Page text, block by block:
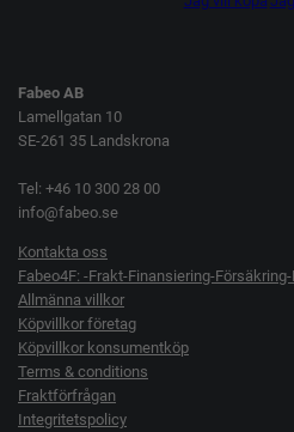
Fabeo AB
Lamellgatan 10
SE-261 35 Landskrona
Tel: +46 10 300 28 00
info@fabeo.se
Kontakta oss
Fabeo4F: -Frakt-Finansiering-
Allmänna villkor
Köpvillkor företag
Köpvillkor konsumentköp
Terms & conditions
Fraktförfrågan
Integritetspolicy